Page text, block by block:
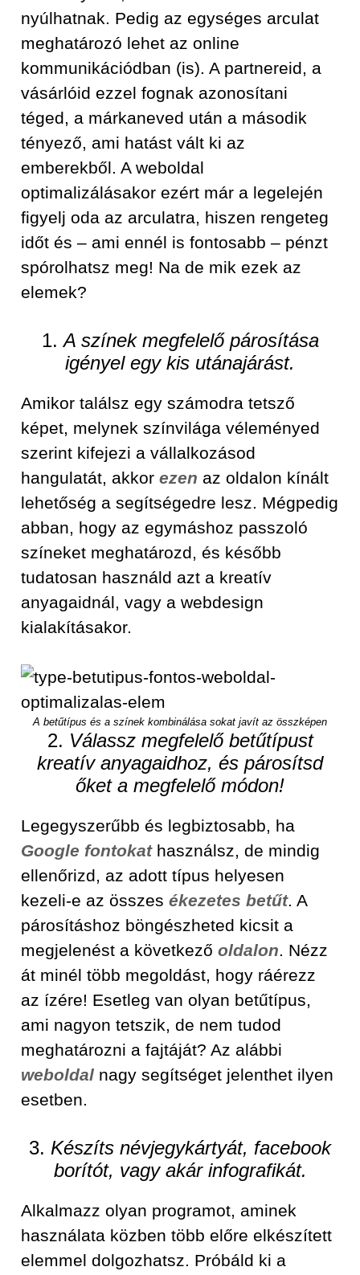
nyúlhatnak. Pedig az egységes arculat
meghatározó lehet az online
kommunikációdban (is). A partnereid, a
vásárlóid ezzel fognak azonosítani
téged, a márkaneved után a második
tényező, ami hatást vált ki az
emberekből. A weboldal
optimalizálásakor ezért már a legelején
figyelj oda az arculatra, hiszen rengeteg
időt és – ami ennél is fontosabb – pénzt
spórolhatsz meg! Na de mik ezek az
elemek?
1.A színek megfelelő párosítása
igényel egy kis utánajárást.
Amikor találsz egy számodra tetsző
képet, melynek színvilága véleményed
szerint kifejezi a vállalkozásod
hangulatát, akkorezen az oldalon kínált
lehetőség a segítségedre lesz. Mégpedig
abban, hogy az egymáshoz passzoló
színeket meghatározd, és később
tudatosan használd azt a kreatív
anyagaidnál, vagy a webdesign
kialakításakor.
A betűtípus és a színek kombinálása sokat javít az összképen
2. Válassz megfelelő betűtípust
kreatív anyagaidhoz, és párosítsd
őket a megfelelő módon!
Legegyszerűbb és legbiztosabb, ha
Google fontokat használsz, de mindig
ellenőrizd, az adott típus helyesen
kezeli-e az összesékezetes betűt. A
párosításhoz böngészheted kicsit a
megjelenést a következőoldalon. Nézz
át minél több megoldást, hogy ráérezz
az ízére! Esetleg van olyan betűtípus,
ami nagyon tetszik, de nem tudod
meghatározni a fajtáját? Az alábbi
weboldal nagy segítséget jelenthet ilyen
esetben.
3. Készíts névjegykártyát, facebook
borítót, vagy akár infografikát.
Alkalmazz olyan programot, aminek
használata közben több előre elkészített
elemmel dolgozhatsz. Próbáld ki a